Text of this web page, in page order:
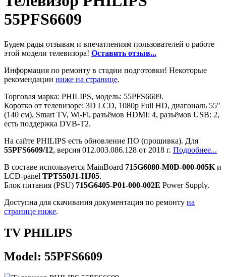
55PFS6609
Будем рады отзывам и впечатлениям пользователей о работе
этой модели телевизора! Оставить отзыв...
Информация по ремонту в стадии подготовки! Некоторые
рекомендации ниже на странице.
Торговая марка: PHILIPS, модель: 55PFS6609.
Коротко от телевизоре: 3D LCD, 1080p Full HD, диагональ 55"
(140 см), Smart TV, Wi-Fi, разъёмов HDMI: 4, разъёмов USB: 2,
есть поддержка DVB-T2.
На сайте PHILIPS есть обновление ПО (прошивка). Для
55PFS6609/12, версия 012.003.086.128 от 2018 г. Подробнее...
В составе используется MainBoard 715G6080-M0D-000-005K и
LCD-panel TPT550J1-HJ05.
Блок питания (PSU) 715G6405-P01-000-002E Power Supply.
Доступна для скачивания документация по ремонту на
странице ниже.
TV PHILIPS
Model: 55PFS6609